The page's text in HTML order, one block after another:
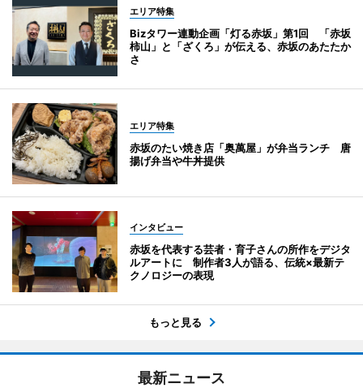
エリア特集
Bizタワー連動企画「灯る赤坂」第1回 「赤坂
柿山」と「ざくろ」が伝える、赤坂のあたたか
さ
エリア特集
赤坂のたい焼き店「奥萬屋」が弁当ランチ 唐
揚げ弁当や牛丼提供
インタビュー
赤坂を代表する芸者・育子さんの所作をデジタ
ルアートに 制作者3人が語る、伝統×最新テ
クノロジーの表現
もっと見る
最新ニュース